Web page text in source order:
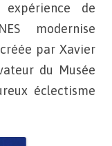
de
modernise
par Xavier
du Musée
éclectisme